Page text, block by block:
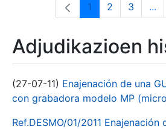
Orrialdea
1 Orrialdea
2 3 ...
Adjudikazioen
(27-07-11) Enajenación de una
con grabadora modelo MP
Ref.DESMO/01/2011 Enajenación